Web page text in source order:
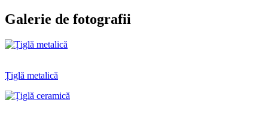
Galerie de fotografii
Țiglă metalică